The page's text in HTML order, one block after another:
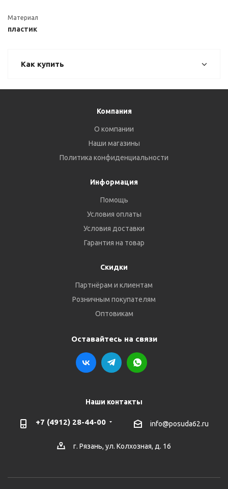
Материал
пластик
Как купить
Компания
О компании
Наши магазины
Политика конфиденциальности
Информация
Помощь
Условия оплаты
Условия доставки
Гарантия на товар
Скидки
Партнёрам и клиентам
Розничным покупателям
Оптовикам
Оставайтесь на связи
Наши контакты
+7 (4912) 28-44-00 info@posuda62.ru
г. Рязань, ул. Колхозная, д. 16